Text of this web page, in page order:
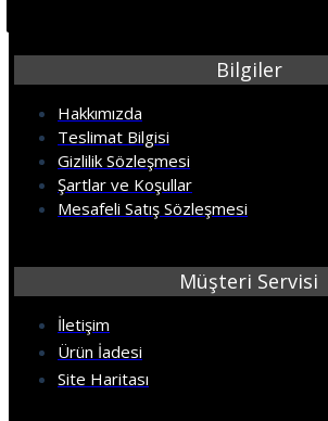
Bilgiler
Hakkımızda
Teslimat Bilgisi
Gizlilik Sözleşmesi
Şartlar ve Koşullar
Mesafeli Satış Sözleşmesi
Müşteri Servisi
İletişim
Ürün İadesi
Site Haritası